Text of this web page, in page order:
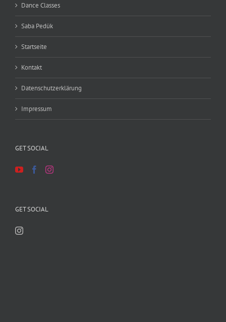
Dance Classes
Saba Pedük
Startseite
Kontakt
Datenschutzerklärung
Impressum
GET SOCIAL
GET SOCIAL